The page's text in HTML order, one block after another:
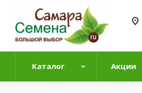
Каталог Акции